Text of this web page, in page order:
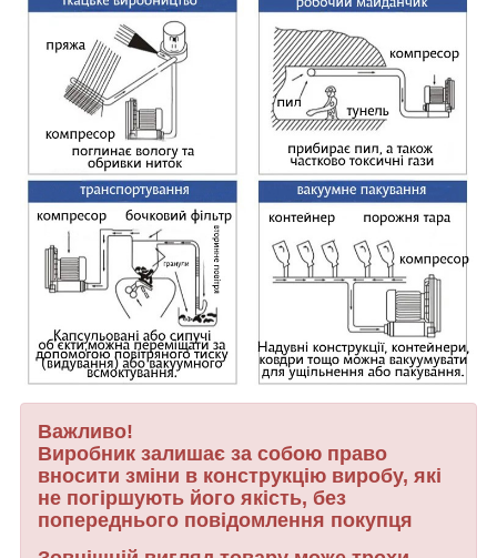
Важливо!
Виробник залишає за собою право
вносити зміни в конструкцію виробу, які
не погіршують його якість, без
попереднього повідомлення покупця